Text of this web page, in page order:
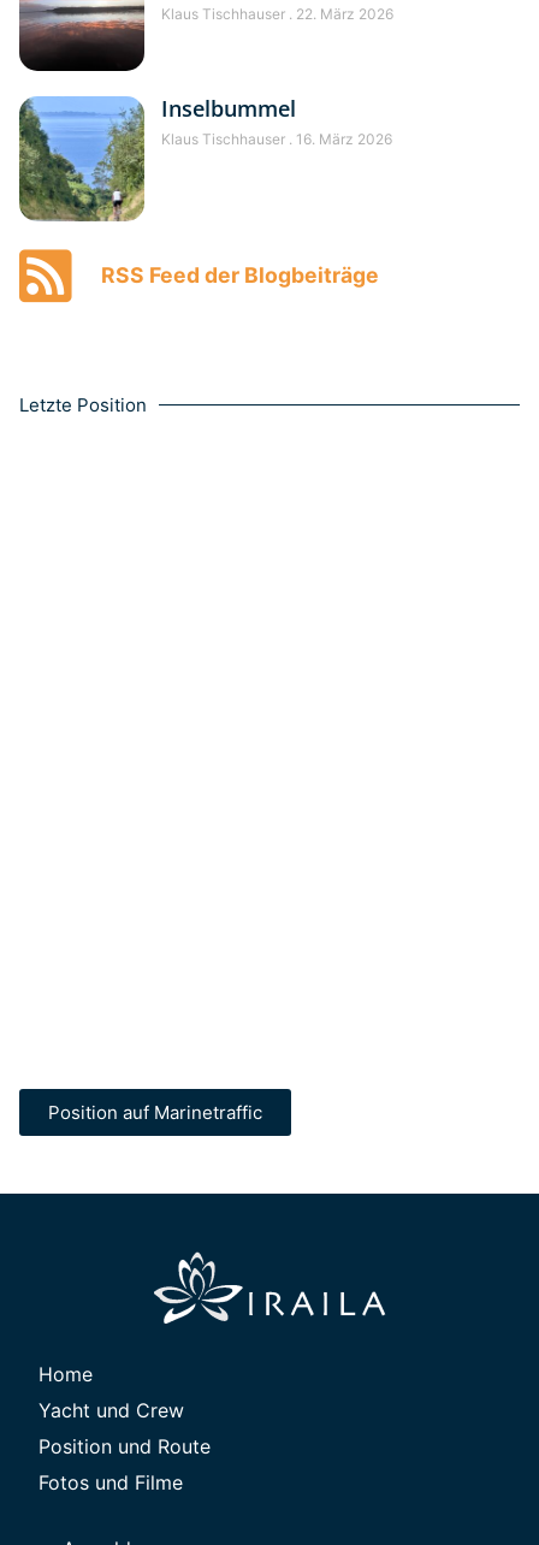
Klaus Tischhauser 22. März 2026
Inselbummel
Klaus Tischhauser 16. März 2026
RSS Feed der Blogbeiträge
Letzte Position
Position auf Marinetraffic
Home
Yacht und Crew
Position und Route
Fotos und Filme